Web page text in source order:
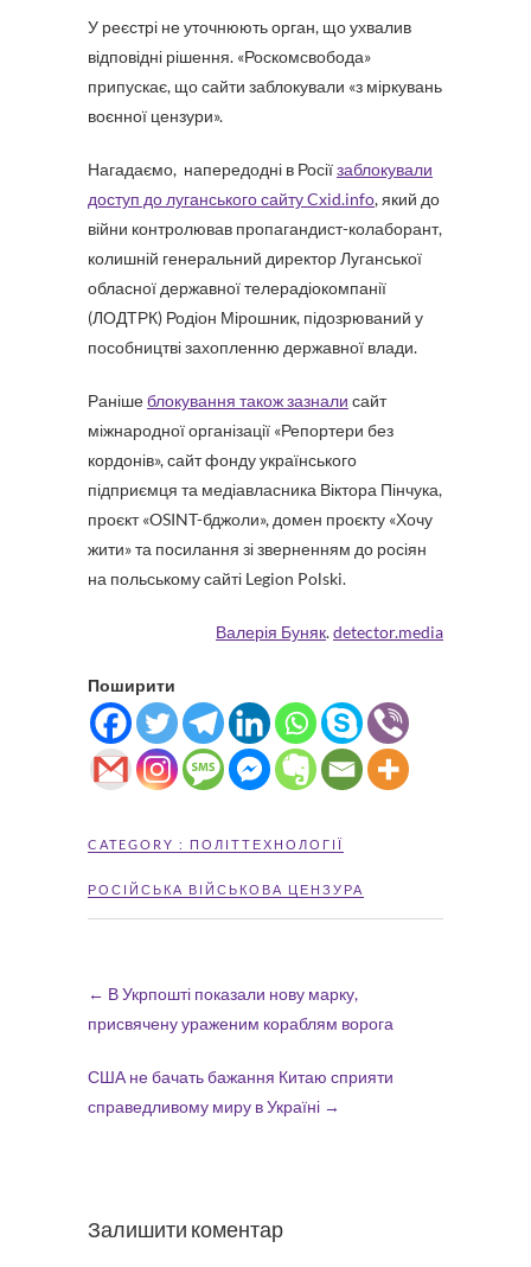
У реєстрі не уточнюють орган, що ухвалив
відповідні рішення. «Роскомсвобода»
припускає, що сайти заблокували «з міркувань
воєнної цензури».
Нагадаємо, напередодні в Росіїзаблокували
доступ до луганського сайту Cxid.info, який до
війни контролював пропагандист-колаборант,
колишній генеральний директор Луганської
обласної державної телерадіокомпанії
(ЛОДТРК) Родіон Мірошник, підозрюваний у
пособництві захопленню державної влади.
Ранішеблокування також зазнали сайт
міжнародної організації «Репортери без
кордонів», сайт фонду українського
підприємця та медіавласника Віктора Пінчука,
проєкт «OSINT-бджоли», домен проєкту «Хочу
жити» та посилання зі зверненням до росіян
на польському сайті Legion Polski.
Валерія Буняк.detector.media
Поширити
CATEGORY : ПОЛІТТЕХНОЛОГІЇ
РОСІЙСЬКА ВІЙСЬКОВА ЦЕНЗУРА
← В Укрпошті показали нову марку,
присвячену ураженим кораблям ворога
США не бачать бажання Китаю сприяти
справедливому миру в Україні →
Залишити коментар